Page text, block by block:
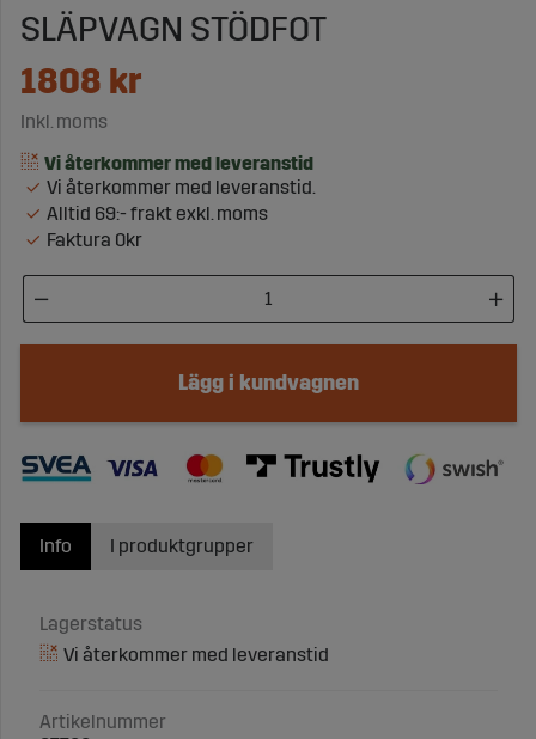
SLÄPVAGN STÖDFOT
1808 kr
Inkl. moms
Vi återkommer med leveranstid.
Alltid 69:- frakt exkl. moms
Faktura 0kr
Lägg i kundvagnen
Info
Lagerstatus
Artikelnummer
I produktgrupper